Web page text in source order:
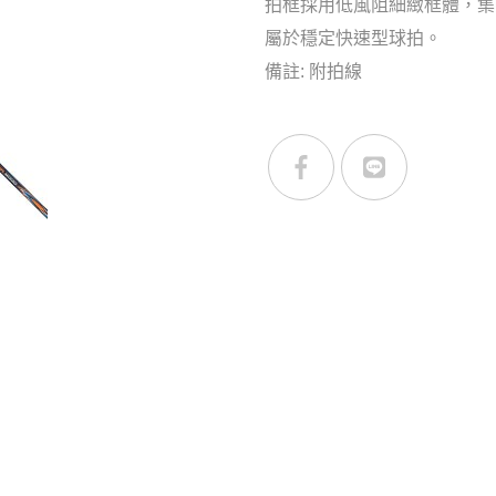
拍框採用低風阻細緻框體，
屬於穩定快速型球拍。
備註: 附拍線